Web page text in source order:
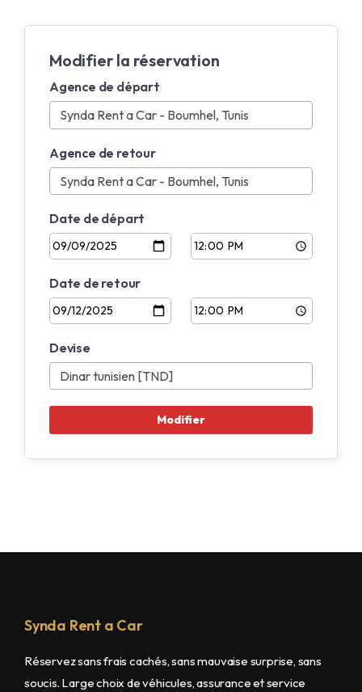
Modifier la réservation
Agence de départ
Agence de retour
Date de départ
Date de retour
Devise
Synda Rent a Car
Réservez sans frais cachés, sans mauvaise surprise, sans
soucis. Large choix de véhicules, assurance et service